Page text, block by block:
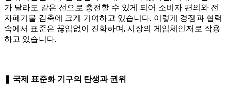
가 달라도 같은 선으로 충전할 수 있게 되어 소비자 편의와 전
자폐기물 감축에 크게 기여하고 있습니다. 이렇게 경쟁과 협력
속에서 표준은 끊임없이 진화하며, 시장의 게임체인저로 작용
하고 있습니다.
❚ 국제 표준화 기구의 탄생과 권위